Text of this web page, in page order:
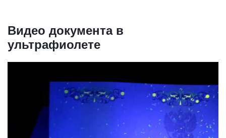
Видео документа в
ультрафиолете